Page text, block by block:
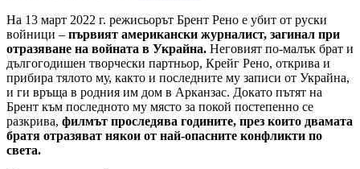
На 13 март 2022 г. режисьорът Брент Рено е убит от руски
войници – първият американски журналист, загинал при
отразяване на войната в Украйна. Неговият по-малък брат и
дългогодишен творчески партньор, Крейг Рено, открива и
прибира тялото му, както и последните му записи от Украйна,
и ги връща в родния им дом в Арканзас. Докато пътят на
Брент към последното му място за покой постепенно се
разкрива, филмът проследява годините, през които двамата
братя отразяват някои от най-опасните конфликти по
света.